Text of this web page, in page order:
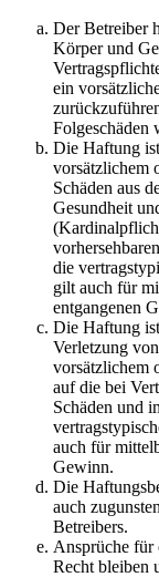
Der Betreiber
Körper und
ein
Folgeschäden
Die Haftung
vorsätzlichem
Schäden aus
Gesundheit
die
gilt auch für
entgangenen
Die Haftung
Verletzung
vorsätzlichem
auf die bei
Schäden und
auch für
Gewinn.
Die
auch
Betreibers.
Ansprüche für
Recht bleiben